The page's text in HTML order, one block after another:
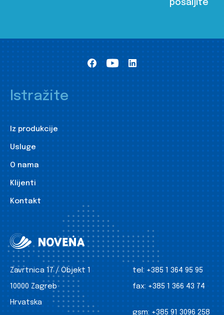
Istražite
Iz produkcije
Usluge
O nama
Klijenti
Kontakt
Zavrtnica 17 / Objekt 1
10000 Zagreb
Hrvatska
tel: +385 1 364 95 95
fax: +385 1 366 43 74
gsm: +385 91 3096 258